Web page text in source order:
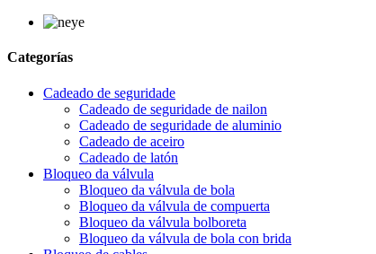
Categorías
Cadeado de seguridade
Cadeado de seguridade de nailon
Cadeado de seguridade de aluminio
Cadeado de aceiro
Cadeado de latón
Bloqueo da válvula
Bloqueo da válvula de bola
Bloqueo da válvula de compuerta
Bloqueo da válvula bolboreta
Bloqueo da válvula de bola con brida